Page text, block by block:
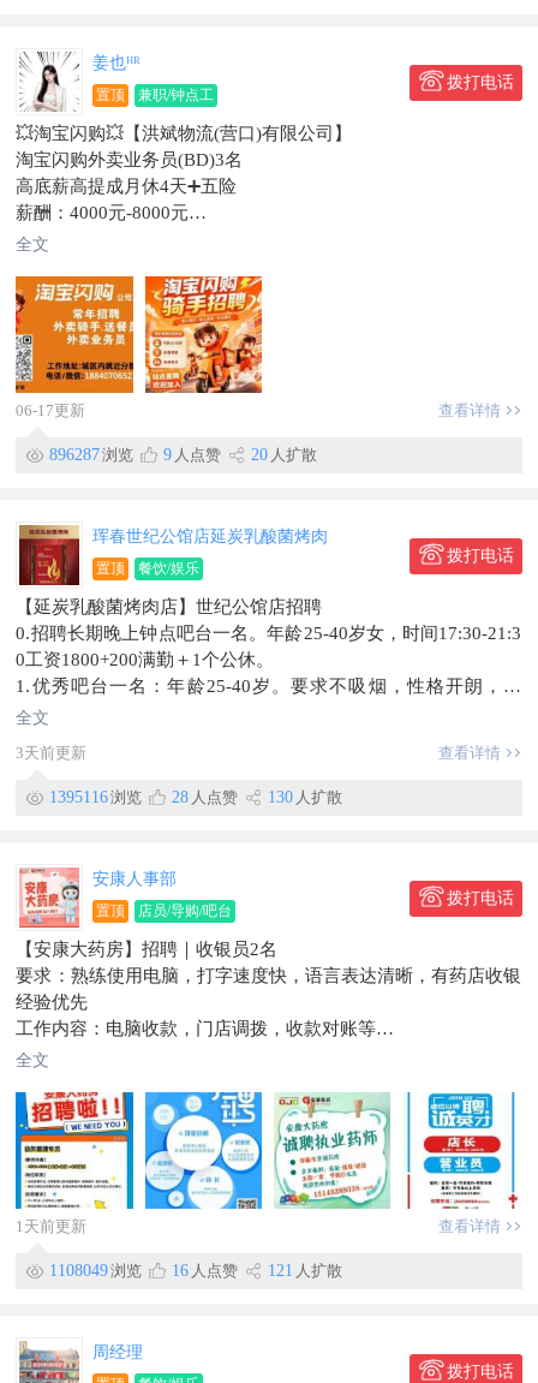
姜也ᴴᴿ
置顶 兼职/钟点工
拨打电话
💥淘宝闪购💥【洪斌物流(营口)有限公司】
淘宝闪购外卖业务员(BD)3名
高底薪高提成月休4天➕五险
薪酬：4000元-8000元
任职要求：
2、具有优秀的学习能力，思维敏捷，善于与人沟通；
3、抗压能力强，有强烈的进取精神，重视团队合作，有很好的
敬业精神；
4、目标明确，锲而不舍，能不断自我激励。
5.有市场工作经验优先录用
联系电话188****6521（微信同号）
急招骑手_送餐员50名
工资月结周结
薪资:5000-10000/五险一金
工作地址：珲春市
电话188****6521微信同号
信息有效期到26年12月31日
联系时，请说明在【珲春圈】看到的~
全文
06-17更新 查看详情
896287浏览 9 人点赞 20 人扩散
珲春世纪公馆店延炭乳酸菌烤肉
置顶 餐饮/娱乐
拨打电话
【延炭乳酸菌烤肉店】世纪公馆店招聘
0.招聘长期晚上钟点吧台一名。年龄25-40岁女，时间17:30-21:3
0工资1800+200满勤＋1个公休。
1.优秀吧台一名：年龄25-40岁。要求不吸烟，性格开朗，爱
笑，体重身高匀称。薪资5000-6800元有奖金
晋升空间。团队氛围好
63.长期工作的炭工，年龄45-56岁身体好吃苦耐劳。薪资：4500
企业代缴社保。年，节，生日均有福利。有大型聚餐还有团建。
岗位晋升，
以下是延炭乳酸菌烤肉店（新店）招聘
1.后厨肉岗（切肉师傅）2名男女均可
要求30-52岁薪资5000-6800
2.服务员2名要求22-42岁薪资5000-6800
3.保洁大姐一名56岁以下薪资4500-5200
4.刷碗刷篦子大哥大姐工资4500-5200
企业代缴社保，年，节，生日均有福利
以上人员要求，吃苦耐劳，积极向上，喜欢餐饮行业，有正能
量。团结友爱的伙伴儿
要求长期。短期勿扰
地址：水立方附近，天仙包饭边上
泼，爱笑，
新店应聘电话：138~4439~8369崔店长
新店地址：老六中天仙包饭附近
全文
3天前更新
查看详情
1395116浏览 28 人点赞 130 人扩散
安康人事部
置顶 店员/导购/吧台
拨打电话
【安康大药房】招聘｜收银员2名
要求：熟练使用电脑，打字速度快，语言表达清晰，有药店收银
经验优先
工作内容：电脑收款，门店调拨，收款对账等
工资待遇：倒班3000，夜班4500
【营业员】3名
要求：20-40岁女性优先，善于沟通，认真负责，长期稳定，有
无经验均可
【店长】1名
要求：女优先25-40周岁，两年以上药店管理经验，熟悉药店工
作流程，电脑操作熟练
工作时间：8:00-17:00，公休4天
工资待遇从优，连锁企业有保障！
年假、五险一金、工龄补贴、节日福利，快来应聘吧！
全文
1天前更新 查看详情
1108049浏览 16 人点赞 121 人扩散
周经理
拨打电话